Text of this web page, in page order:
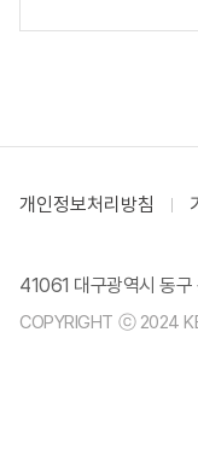
개인정보처리방침
41061 대구광역시 동
COPYRIGHT ⓒ 2024